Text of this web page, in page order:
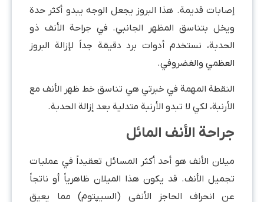
إصابات قديمة. هذا البروز يجعل الوجه يبدو أكثر حدة
ويخل بتناسق المظهر الجانبي. في جراحة الأنف ذو
الحدبة، نستخدم أدوات برد دقيقة جداً لإزالة البروز
العظمي والغضروفي.
النقطة المهمة في خبرتي هي تناسق خط ظهر الأنف مع
الأرنبة، لكي لا تبدو الأرنبة متدلية بعد إزالة الحدبة.
جراحة الأنف المائل
ميلان الأنف هو أحد أكثر المسائل تعقيداً في عمليات
تجميل الأنف. قد يكون هذا الميلان ظاهرياً أو ناتجاً
عن انحراف الحاجز الأنفي (السيپتوم) مما يعيق